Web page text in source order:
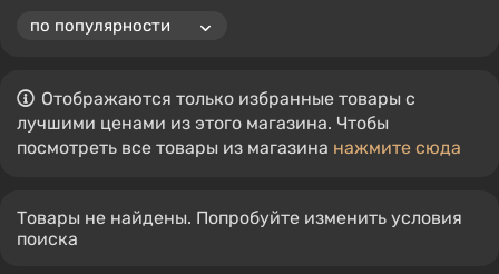
Отображаются только избранные товары с
лучшими ценами из этого магазина. Чтобы
посмотреть все товары из магазина нажмите сюда
Товары не найдены. Попробуйте изменить условия
поиска